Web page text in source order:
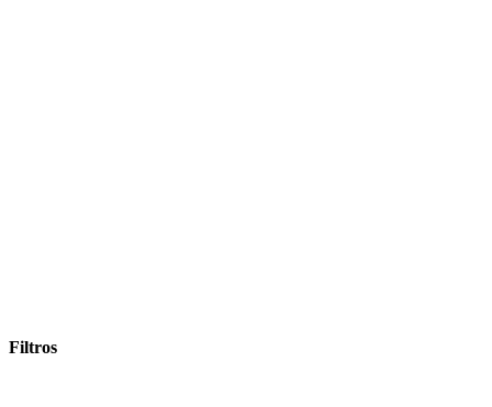
Filtros